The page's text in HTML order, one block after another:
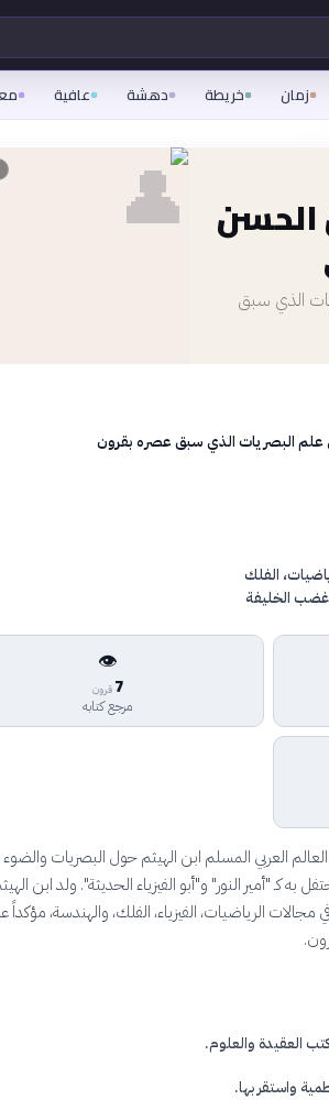
زمان خريطة دهشة عافية
الحسن
الذي سبق
👤
علم البصريات الذي سبق عصره بقرون
الفلك
غضب الخليفة
👁️
7 قرون
مرجع كتابه
العربي المسلم ابن الهيثم حول البصريات
به كـ "أمير النور" و"أبو الفيزياء الحديثة". ولد ابن
في مجالات الرياضيات، الفيزياء، الفلك، والهندسة، مؤكداً
العقيدة والعلوم.
واستقر بها.